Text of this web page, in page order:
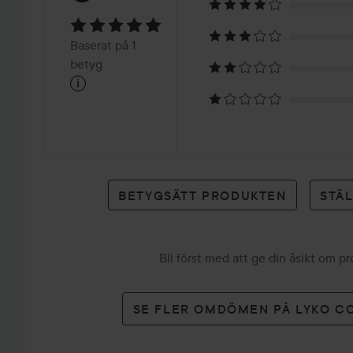
5Baserat
på
betyg
Baserat på 1
betyg
i
BETYGSÄTT PRODUKTEN
Bli först med att ge din åsikt om
SE FLER OMDÖMEN PÅ LYKO